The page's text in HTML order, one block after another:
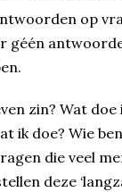
op
géén
zin? Wat
ik doe? Wie
die veel
deze